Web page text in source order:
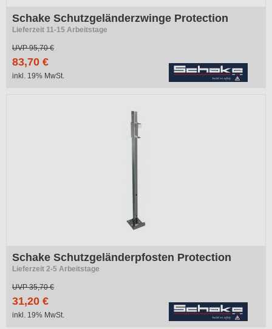
Schake Schutzgeländerzwinge Protection
Lieferzeit 11-15 Arbeitstage
UVP95,70 €
83,70 €
inkl. 19% MwSt.
Schake Schutzgeländerpfosten Protection
Lieferzeit 2-5 Arbeitstage
UVP35,70 €
31,20 €
inkl. 19% MwSt.